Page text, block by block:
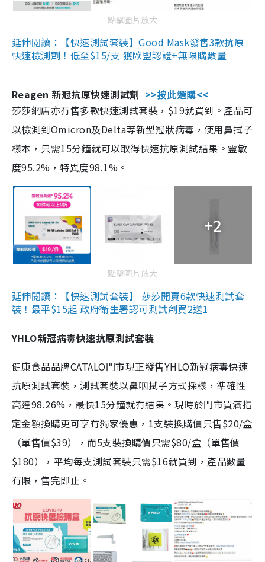
點擊圖片放大
延伸閱讀：【快速測試套裝】Good Mask發售3款抗原
快速檢測劑！低至$15/支 獲歐盟認證+無限購數量
Reagen 新冠抗原快速測試劑 >>按此選購<<
莎莎網店亦有售多款快速測試套裝，$19就買到。產品可
以檢測到Omicron及Delta等新型冠狀病毒，使用鼻拭子
樣本，只需15分鐘就可以取得快速抗原測試結果。靈敏
度95.2%，特異度98.1%。
+2
點擊圖片放大
延伸閱讀：【快速測試套裝】 莎莎開賣6款快速測試套
裝！最平$15起 政府衛生署認可測試劑買2送1
YHLO新冠病毒快速抗原測試套裝
健康食品品牌CATALO門市現正發售YHLO新冠病毒快速
抗原測試套裝，測試套裝以鼻咽拭子方式採樣，準確性
高達98.26%，最快15分鐘就有結果。現時於門市買滿指
定金額換購更可享有獨家優惠，1支裝換購價只售$20/盒
（單售價$39），而5支裝換購價只需$80/盒（單售價
$180），平均每支測試套裝只需$16就買到，產品數量
有限，售完即止。